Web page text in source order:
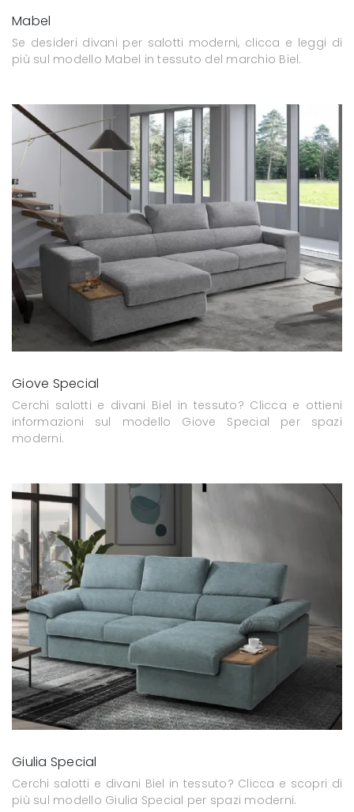
Mabel
Se desideri divani per salotti moderni, clicca e leggi di
più sul modello Mabel in tessuto del marchio Biel.
Giove Special
Cerchi salotti e divani Biel in tessuto? Clicca e ottieni
informazioni sul modello Giove Special per spazi
moderni.
Giulia Special
Cerchi salotti e divani Biel in tessuto? Clicca e scopri di
più sul modello Giulia Special per spazi moderni.